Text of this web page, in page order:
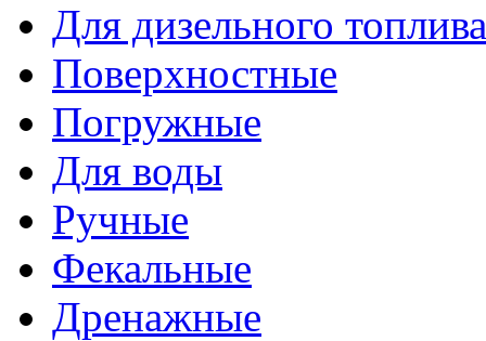
Для дизельного топлива
Поверхностные
Погружные
Для воды
Ручные
Фекальные
Дренажные